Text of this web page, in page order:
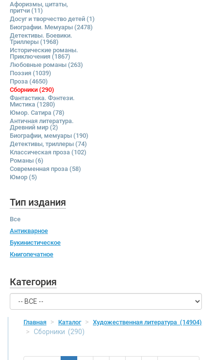
Афоризмы, цитаты,
притчи (11)
Досуг и творчество детей (1)
Биографии. Мемуары (2478)
Детективы. Боевики.
Триллеры (1968)
Исторические романы.
Приключения (1867)
Любовные романы (263)
Поэзия (1039)
Проза (4650)
Сборники (290)
Фантастика. Фэнтези.
Мистика (1280)
Юмор. Сатира (78)
Античная литература.
Древний мир (2)
Биографии, мемуары (190)
Детективы, триллеры (74)
Классическая проза (102)
Романы (6)
Современная проза (58)
Юмор (5)
Тип издания
Все
Антикварное
Букинистическое
Книгопечатное
Категория
Главная Каталог Художественная литература (14904)
Сборники (290)